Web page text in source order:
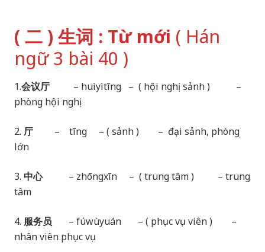
( 二 ) 生词 : Từ mới ( Hán
ngữ 3 bài 40 )
1.会议厅 – huìyìtīng – ( hội nghị sảnh ) –
phòng hội nghị
2. 厅 – tīng – ( sảnh ) – đại sảnh, phòng
lớn
3. 中心– zhōngxīn – ( trung tâm ) – trung
tâm
4. 服务员 – fúwùyuán – ( phục vụ viên ) –
nhân viên phục vụ